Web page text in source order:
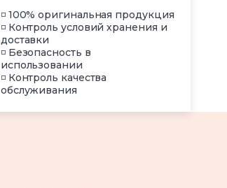
◽ 100% оригинальная продукция
◽ Контроль условий хранения и
доставки
◽ Безопасность в
использовании
◽ Контроль качества
обслуживания